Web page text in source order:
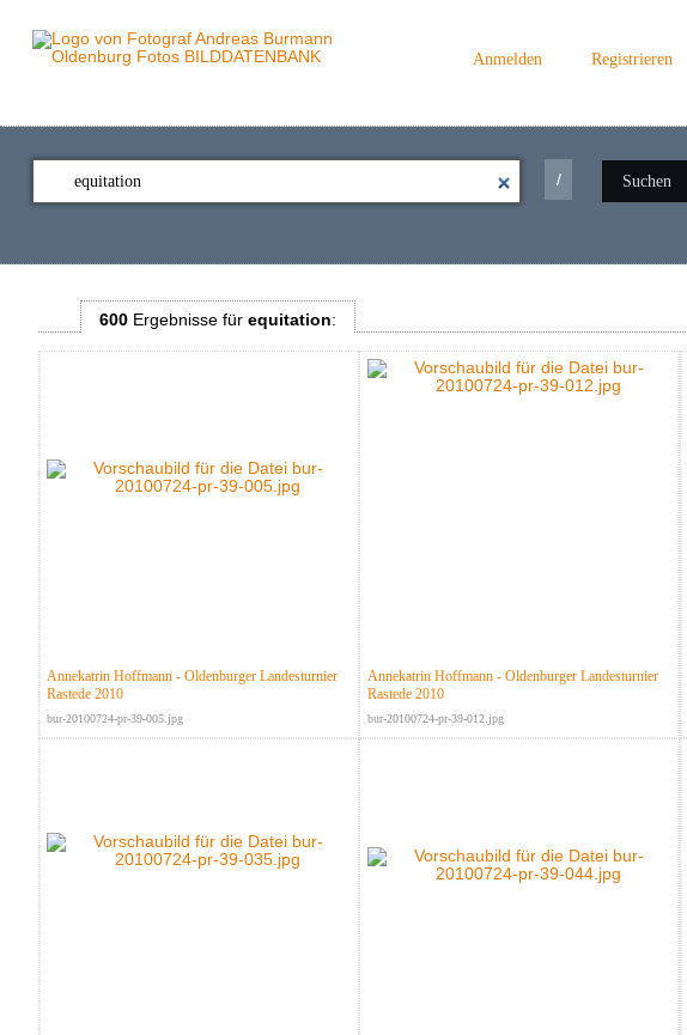
Anmelden Registrieren
/ Suchen
600Ergebnisse für equitation:
Annekatrin Hoffmann - Oldenburger Landesturnier
Rastede 2010
bur-20100724-pr-39-005.jpg
Annekatrin Hoffmann - Oldenburger Landesturnier
Rastede 2010
bur-20100724-pr-39-012.jpg